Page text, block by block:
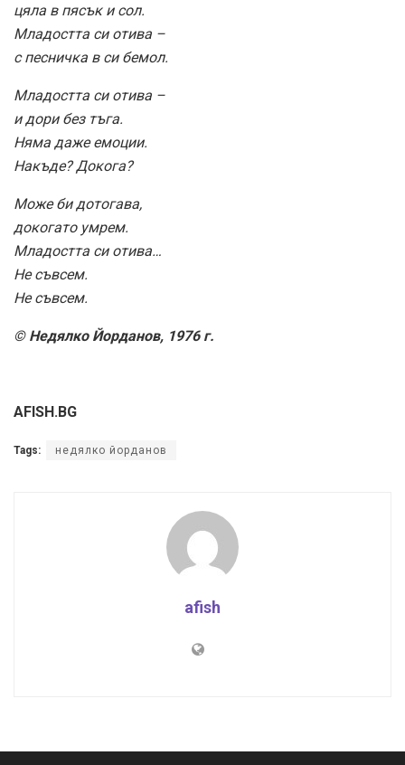
цяла в пясък и сол.
Младостта си отива –
с песничка в си бемол.
Младостта си отива –
и дори без тъга.
Няма даже емоции.
Накъде? Докога?
Може би дотогава,
докогато умрем.
Младостта си отива…
Не съвсем.
Не съвсем.
© Недялко Йорданов, 1976 г.
AFISH.BG
Tags: недялко йорданов
afish